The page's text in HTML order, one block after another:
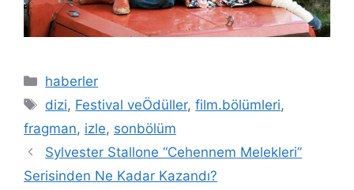
Kategoriler
haberler
Etiketler
dizi, Festival veÖdüller,film.bölümleri,
fragman, izle, sonbölüm
Sylvester Stallone “Cehennem Melekleri”
Serisinden Ne Kadar Kazandı?